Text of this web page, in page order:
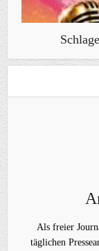
Als freier
täglichen